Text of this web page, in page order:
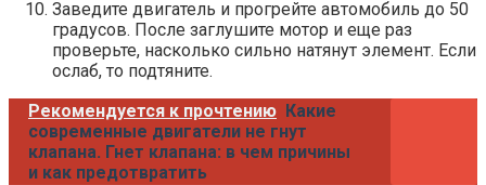
Заведите двигатель и прогрейте автомобиль до 50
градусов. После заглушите мотор и еще раз
проверьте, насколько сильно натянут элемент. Если
ослаб, то подтяните.
Рекомендуется к прочтению Какие
современные двигатели не гнут
клапана. Гнет клапана: в чем причины
и как предотвратить